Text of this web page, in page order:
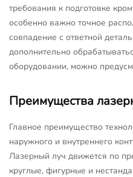
требования к подготовке
особенно важно точное
совпадение с ответной
дополнительно
оборудовании, можно
Преимущества
Главное преимущество
наружного и внутреннего
Лазерный луч движется по
круглые, фигурные и